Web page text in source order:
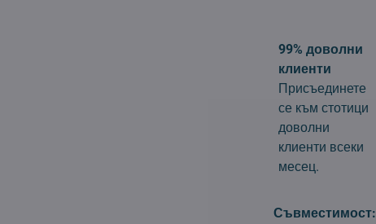
99% доволни
клиенти
Присъединете
се към стотици
доволни
клиенти всеки
месец.
Съвместимост: